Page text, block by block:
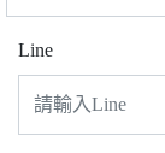
Line